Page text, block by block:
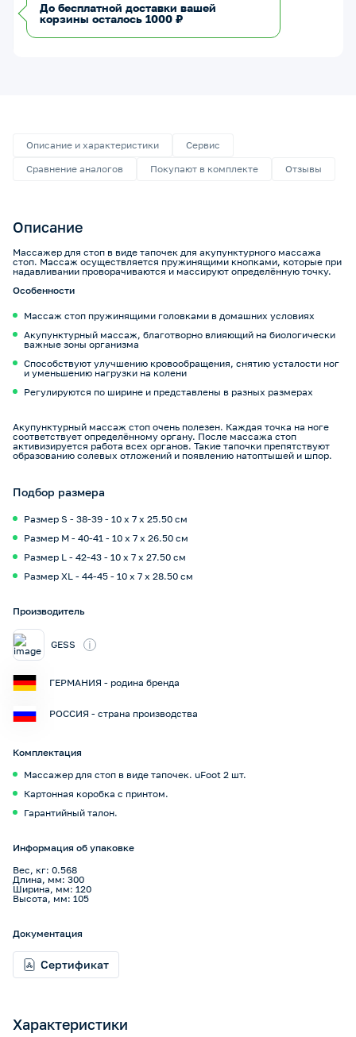
До бесплатной доставки вашей
корзины осталось 1000 ₽
Описание и характеристики
Сервис
Сравнение аналогов
Покупают в комплекте Отзывы
Описание
Массажер для стоп в виде тапочек для акупунктурного массажа
стоп. Массаж осуществляется пружинящими кнопками, которые при
надавливании проворачиваются и массируют определённую точку.
Особенности
Массаж стоп пружинящими головками в домашних условиях
Акупунктурный массаж, благотворно влияющий на биологически
важные зоны организма
Способствуют улучшению кровообращения, снятию усталости ног
и уменьшению нагрузки на колени
Регулируются по ширине и представлены в разных размерах
Акупунктурный массаж стоп очень полезен. Каждая точка на ноге
соответствует определённому органу. После массажа стоп
активизируется работа всех органов. Такие тапочки препятствуют
образованию солевых отложений и появлению натоптышей и шпор.
Подбор размера
Размер S - 38-39 - 10 x 7 x 25.50 см
Размер M - 40-41 - 10 x 7 x 26.50 см
Размер L - 42-43 - 10 x 7 x 27.50 см
Размер XL - 44-45 - 10 x 7 x 28.50 см
Характеристики
Производитель
GESS i
ГЕРМАНИЯ - родина бренда
РОССИЯ - страна производства
Комплектация
Массажер для стоп в виде тапочек. uFoot 2 шт.
Картонная коробка с принтом.
Гарантийный талон.
Информация об упаковке
Вес, кг: 0.568
Длина, мм: 300
Ширина, мм: 120
Высота, мм: 105
Документация
Сертификат